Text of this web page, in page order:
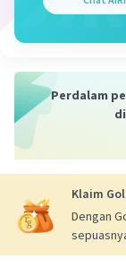
meliputi
KIS,
15 Februari
Perdalam
Klaim
Dengan